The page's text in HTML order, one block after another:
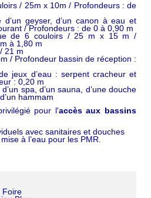
/ 25m x 10m / Profondeurs : de
d’un geyser, d’un canon à eau et
/ Profondeurs : de 0 à 0,90 m
de 6 couloirs / 25 m x 15 m /
à 1,80 m
21 m
/ Profondeur bassin de réception :
jeux d’eau : serpent cracheur et
: 0,20 m
spa, d’un sauna, d’une douche
hammam
pour l'accès aux bassins
avec sanitaires et douches
à l’eau pour les PMR.
Foire